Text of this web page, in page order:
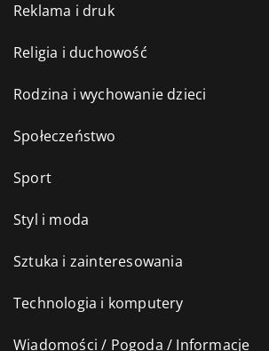
Reklama i druk
Religia i duchowość
Rodzina i wychowanie dzieci
Społeczeństwo
Sport
Styl i moda
Sztuka i zainteresowania
Technologia i komputery
Wiadomości / Pogoda / Informacje